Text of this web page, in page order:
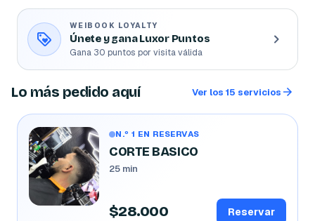
combina la tradición de la barbería con el lujo de un spa
moderno. 🥳
WEIBOOK LOYALTY
Únete y gana Luxor Puntos
Gana 30 puntos por visita válida
Lo más pedido aquí Ver los 15 servicios
N.º 1 EN RESERVAS
CORTE BASICO
25 min
$28.000 Reservar